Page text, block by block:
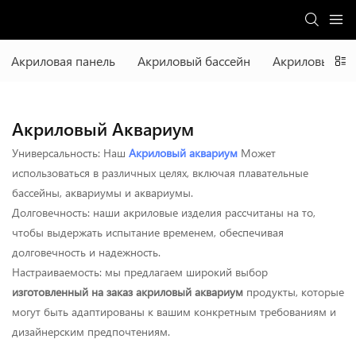
Акриловая панель Акриловый бассейн Акриловый
Акриловый Аквариум
Универсальность: Наш Акриловый аквариум Может
использоваться в различных целях, включая плавательные
бассейны, аквариумы и аквариумы.
Долговечность: наши акриловые изделия рассчитаны на то,
чтобы выдержать испытание временем, обеспечивая
долговечность и надежность.
Настраиваемость: мы предлагаем широкий выбор
изготовленный на заказ акриловый аквариум продукты, которые
могут быть адаптированы к вашим конкретным требованиям и
дизайнерским предпочтениям.